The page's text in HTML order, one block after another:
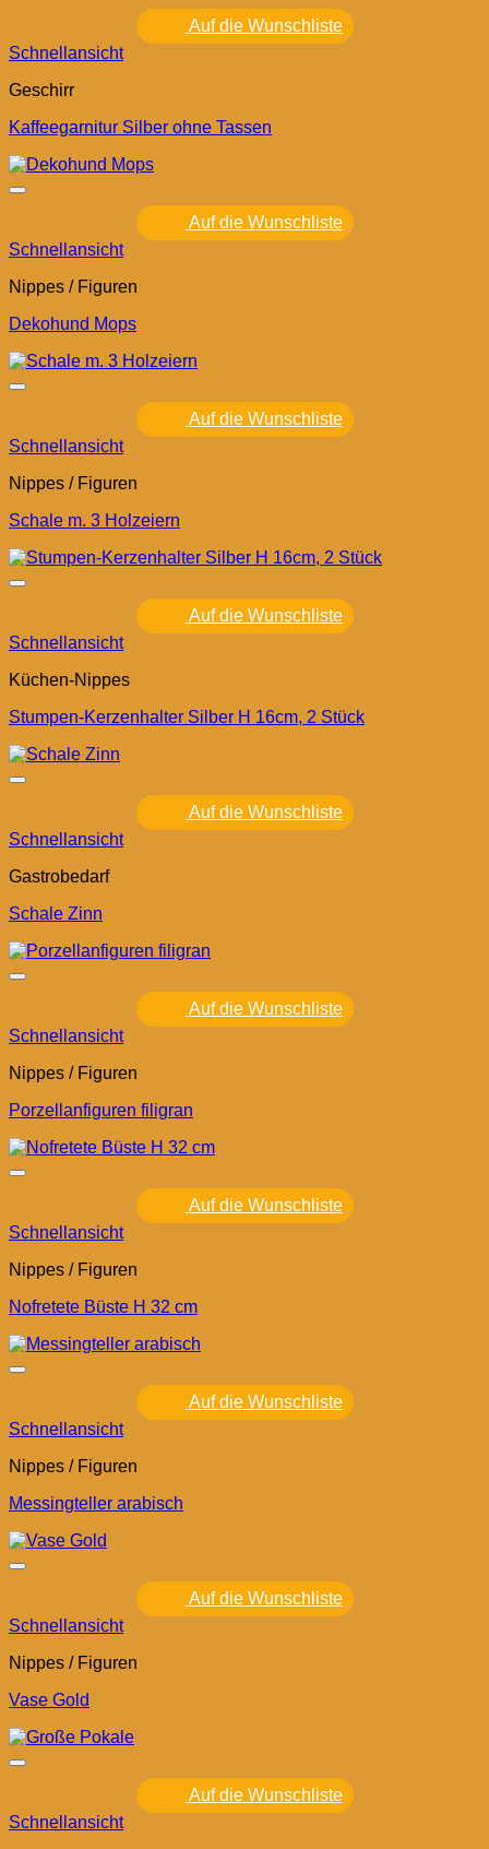
Auf die Wunschliste
Schnellansicht
Geschirr
Kaffeegarnitur Silber ohne Tassen
Auf die Wunschliste
Schnellansicht
Nippes / Figuren
Dekohund Mops
Auf die Wunschliste
Schnellansicht
Nippes / Figuren
Schale m. 3 Holzeiern
Auf die Wunschliste
Schnellansicht
Küchen-Nippes
Stumpen-Kerzenhalter Silber H 16cm, 2 Stück
Auf die Wunschliste
Schnellansicht
Gastrobedarf
Schale Zinn
Auf die Wunschliste
Schnellansicht
Nippes / Figuren
Porzellanfiguren filigran
Auf die Wunschliste
Schnellansicht
Nippes / Figuren
Nofretete Büste H 32 cm
Auf die Wunschliste
Schnellansicht
Nippes / Figuren
Messingteller arabisch
Auf die Wunschliste
Schnellansicht
Nippes / Figuren
Vase Gold
Auf die Wunschliste
Schnellansicht